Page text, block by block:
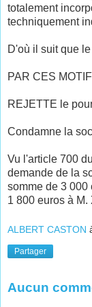
totalement
techniquement
D'où il suit que
PAR CES
REJETTE le
Condamne la
Vu l'article 700
demande de la
somme de 3 000
1 800 euros à M.
ALBERT CASTON
Partager
Aucun